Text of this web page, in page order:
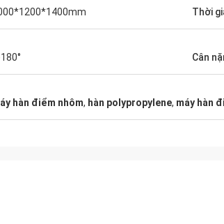
nhất.
thiết bị của bạn trong
mua một thiết bị khác
Thời
Cân
hàn điểm nhôm, hàn polypropylene, máy hàn